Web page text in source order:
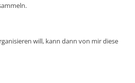
will, kann dann von mir diese